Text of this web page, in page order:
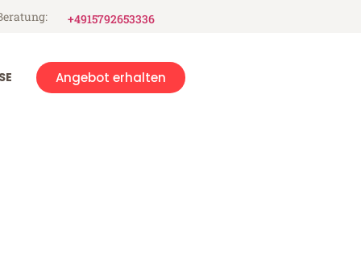
+4915792653336
Angebot erhalten